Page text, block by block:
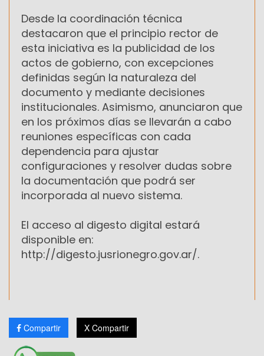
Desde la coordinación técnica
destacaron que el principio rector de
esta iniciativa es la publicidad de los
actos de gobierno, con excepciones
definidas según la naturaleza del
documento y mediante decisiones
institucionales. Asimismo, anunciaron que
en los próximos días se llevarán a cabo
reuniones específicas con cada
dependencia para ajustar
configuraciones y resolver dudas sobre
la documentación que podrá ser
incorporada al nuevo sistema.
El acceso al digesto digital estará
disponible en:
http://digesto.jusrionegro.gov.ar/.
Compartir X Compartir